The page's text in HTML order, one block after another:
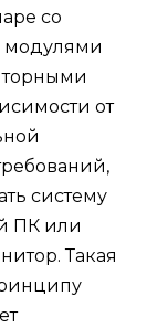
со
от
систему
ПК или
Такая